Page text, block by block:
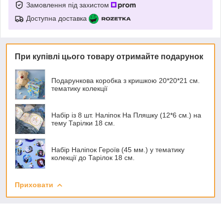
Замовлення під захистом
Доступна доставка
При купівлі цього товару отримайте подарунок
Подарункова коробка з кришкою 20*20*21 см.
тематику колекції
Набір із 8 шт. Наліпок На Пляшку (12*6 см.) на
тему Тарілки 18 см.
Набір Наліпок Героїв (45 мм.) у тематику
колекції до Тарілок 18 см.
Приховати